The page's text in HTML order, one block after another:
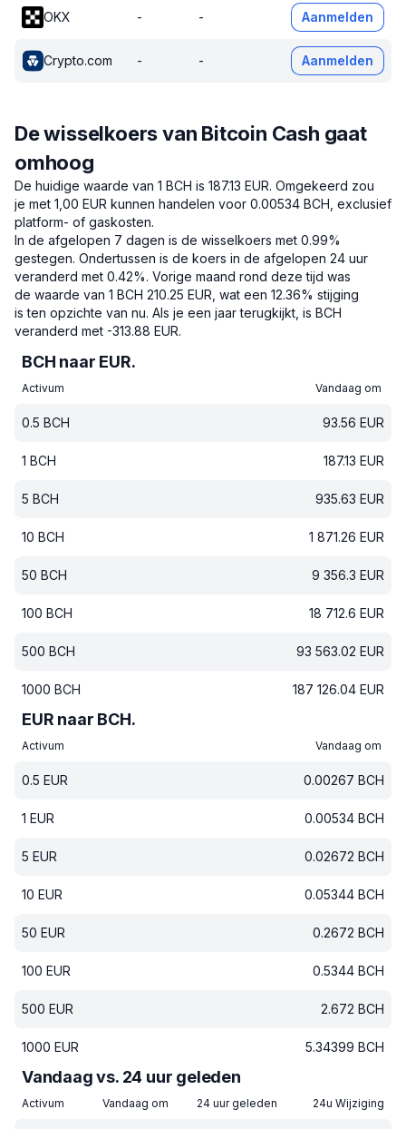
OKX - - Aanmelden
Crypto.com - - Aanmelden
De wisselkoers van Bitcoin Cash gaat
omhoog
De huidige waarde van 1 BCH is 187.13 EUR. Omgekeerd zou
je met 1,00 EUR kunnen handelen voor 0.00534 BCH, exclusief
platform- of gaskosten.
In de afgelopen 7 dagen is de wisselkoers met 0.99%
gestegen. Ondertussen is de koers in de afgelopen 24 uur
veranderd met 0.42%. Vorige maand rond deze tijd was
de waarde van 1 BCH 210.25 EUR, wat een 12.36% stijging
is ten opzichte van nu. Als je een jaar terugkijkt, is BCH
veranderd met -313.88 EUR.
BCH naar EUR.
Activum Vandaag om
0.5 BCH 93.56 EUR
1 BCH 187.13 EUR
5 BCH 935.63 EUR
10 BCH 1 871.26 EUR
50 BCH 9 356.3 EUR
100 BCH 18 712.6 EUR
500 BCH 93 563.02 EUR
1000 BCH 187 126.04 EUR
EUR naar BCH.
Activum Vandaag om
0.5 EUR 0.00267 BCH
1 EUR 0.00534 BCH
5 EUR 0.02672 BCH
10 EUR 0.05344 BCH
50 EUR 0.2672 BCH
100 EUR 0.5344 BCH
500 EUR 2.672 BCH
1000 EUR 5.34399 BCH
Vandaag vs. 24 uur geleden
Activum Vandaag om 24 uur geleden 24u Wijziging